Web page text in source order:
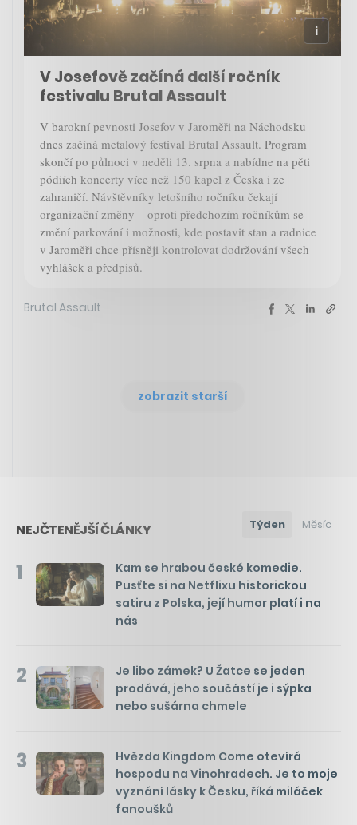
V Josefově začíná další ročník
festivalu Brutal Assault
V barokní pevnosti Josefov v Jaroměři na Náchodsku
dnes začíná metalový festival Brutal Assault. Program
skončí po půlnoci v neděli 13. srpna a nabídne na pěti
pódiích koncerty více než 150 kapel z Česka i ze
zahraničí. Návštěvníky letošního ročníku čekají
organizační změny – oproti předchozím ročníkům se
změní parkování i možnosti, kde postavit stan a radnice
v Jaroměři chce přísněji kontrolovat dodržování všech
vyhlášek a předpisů.
Brutal Assault
zobrazit starší
NEJČTENĚJŠÍ ČLÁNKY Týden Měsíc
1
Kam se hrabou české komedie.
Pusťte si na Netflixu historickou
satiru z Polska, její humor platí i na
nás
2
Je libo zámek? U Žatce se jeden
prodává, jeho součástí je i sýpka
nebo sušárna chmele
3
Hvězda Kingdom Come otevírá
hospodu na Vinohradech. Je to moje
vyznání lásky k Česku, říká miláček
fanoušků